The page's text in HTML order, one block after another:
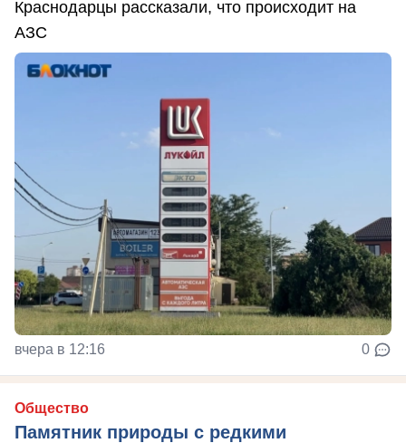
Краснодарцы рассказали, что происходит на
АЗС
вчера в 12:16 0
Общество
Памятник природы с редкими